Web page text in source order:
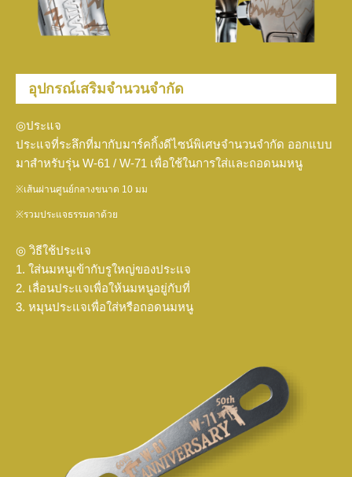
อุปกรณ์เสริมจำนวนจำกัด
◎ประแจ
ประแจที่ระลึกที่มากับมาร์คกิ้งดีไซน์พิเศษจำนวนจำกัด ออกแบบ
มาสำหรับรุ่น W-61 / W-71 เพื่อใช้ในการใส่และถอดนมหนู
※เส้นผ่านศูนย์กลางขนาด 10 มม
※รวมประแจธรรมดาด้วย
◎ วิธีใช้ประแจ
1. ใส่นมหนูเข้ากับรูใหญ่ของประแจ
2. เลื่อนประแจเพื่อให้นมหนูอยู่กับที่
3. หมุนประแจเพื่อใส่หรือถอดนมหนู